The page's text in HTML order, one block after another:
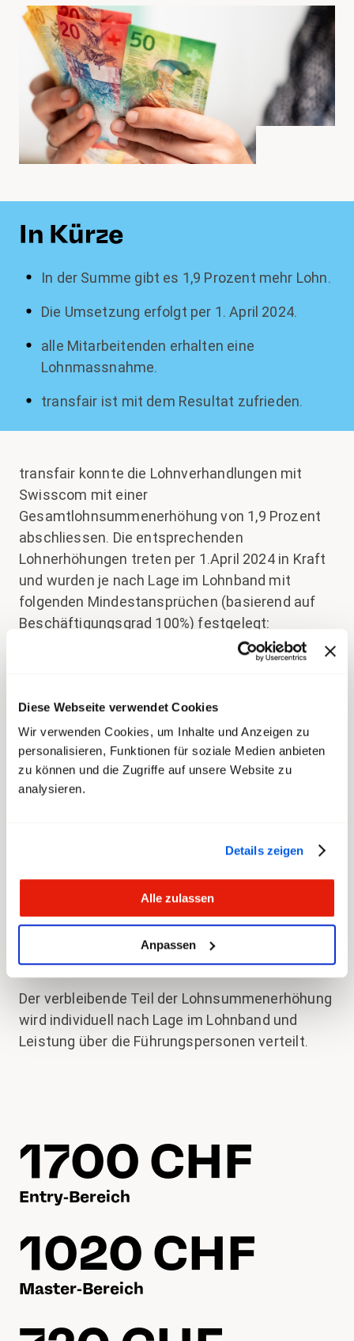
Diese Webseite verwendet Cookies
Wir verwenden Cookies, um Inhalte und Anzeigen zu
personalisieren, Funktionen für soziale Medien anbieten
zu können und die Zugriffe auf unsere Website zu
analysieren.
Details zeigen
Alle zulassen
Anpassen
In Kürze
In der Summe gibt es 1,9 Prozent mehr Lohn.
Die Umsetzung erfolgt per 1. April 2024.
alle Mitarbeitenden erhalten eine
Lohnmassnahme.
transfair ist mit dem Resultat zufrieden.
transfair konnte die Lohnverhandlungen mit
Swisscom mit einer
Gesamtlohnsummenerhöhung von 1,9 Prozent
abschliessen. Die entsprechenden
Lohnerhöhungen treten per 1.April 2024 in Kraft
und wurden je nach Lage im Lohnband mit
folgenden Mindestansprüchen (basierend auf
Beschäftigungsgrad 100%) festgelegt:
Mitarbeitende im Entry-Bereich des
mindestens 1700 CHF.
Mitarbeitende im Master-Bereich des
Lohnbandes erhalten eine Lohnerhöhung von
mindestens 1020 CHF.
Mitarbeitende mit Löhnen über dem
Lohnband erhalten anstelle einer
Lohnerhöhung eine Einmalzahlung von 600
Der verbleibende Teil der Lohnsummenerhöhung
wird individuell nach Lage im Lohnband und
Leistung über die Führungspersonen verteilt.
1700 CHF
Entry-Bereich
1020 CHF
Master-Bereich